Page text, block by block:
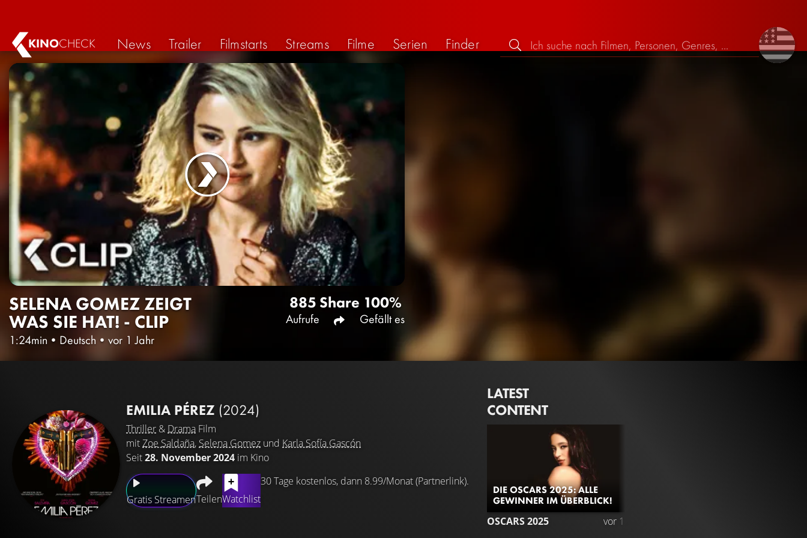
KINOCHECK News Trailer Filmstarts Streams Filme Serien Finder
SELENA GOMEZ ZEIGT
WAS SIE HAT! - CLIP
1:24min • Deutsch • vor 1 Jahr
885
Aufrufe
Share 100%
Gefällt es
EMILIA PÉREZ (2024)
Thriller & Drama Film
mitZoe Saldaña, Selena Gomez und Karla Sofía Gascón
Seit28. November 2024 im Kino
Gratis StreamenTeilenWatchlist
30 Tage kostenlos, dann 8.99/Monat (Partnerlink).
LATEST
CONTENT
DIE OSCARS 2025: ALLE
GEWINNER IM ÜBERBLICK!
OSCARS 2025 vor 1 Jahr